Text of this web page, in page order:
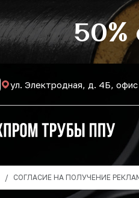
50%
ул. Электродная, д. 4Б,
СОГЛАСИЕ НА ПОЛУЧЕНИЕ